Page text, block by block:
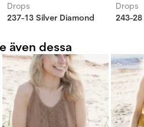
Drops
237-13 Silver Diamond
Drops
243-
även dessa